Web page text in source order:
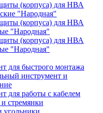
(корпуса) для НВА
"Народная"
(корпуса) для НВА
"Народная"
(корпуса) для НВА
"Народная"
для быстрого монтажа
инструмент и
для работы с кабелем
стремянки
угольники